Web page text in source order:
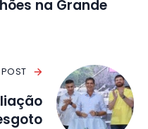
na Grande